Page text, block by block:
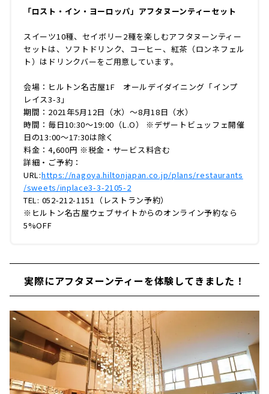
「ロスト・イン・ヨーロッパ」アフタヌーンティーセット
スイーツ10種、セイボリー2種を楽しむアフタヌーンティー
セットは、ソフトドリンク、コーヒー、紅茶（ロンネフェル
ト）はドリンクバーをご用意しています。
会場：ヒルトン名古屋1F オールデイダイニング「インプ
レイス3-3」
期間：2021年5月12日（水）～8月18日（水）
時間：毎日10:30～19:00（L.O） ※デザートビュッフェ開催
日の13:00～17:30は除く
料金：4,600円 ※税金・サービス料含む
詳細・ご予約：
URL:https://nagoya.hiltonjapan.co.jp/plans/restaurants
/sweets/inplace3-3-2105-2
TEL: 052-212-1151（レストラン予約）
※ヒルトン名古屋ウェブサイトからのオンライン予約なら
5%OFF
実際にアフタヌーンティーを体験してきました！